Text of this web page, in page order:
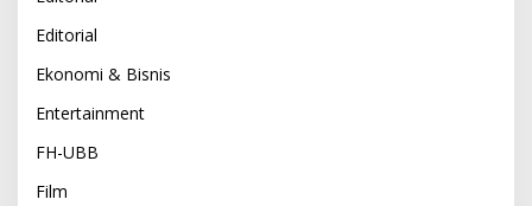
Editorial
Ekonomi & Bisnis
Entertainment
FH-UBB
Film